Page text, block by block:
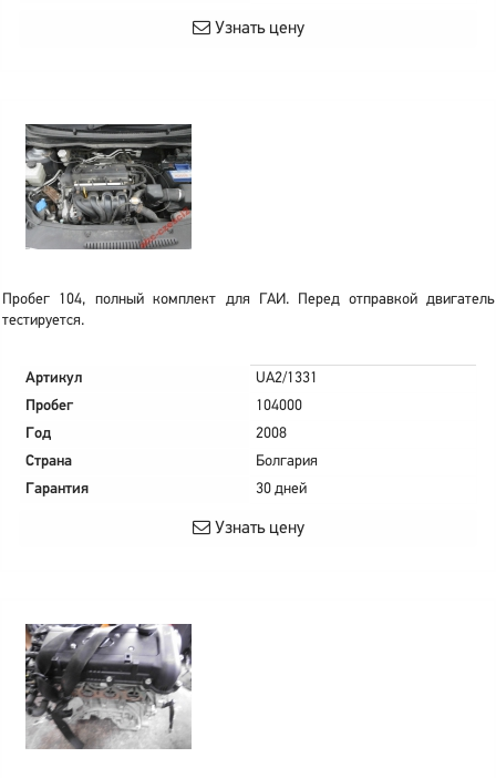
Узнать цену
Пробег 104, полный комплект для ГАИ. Перед отправкой двигатель
тестируется.
Артикул
UA2/1331
Пробег
104000
Год
2008
Страна
Болгария
Гарантия
30 дней
Узнать цену